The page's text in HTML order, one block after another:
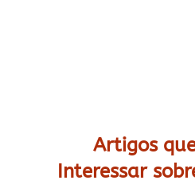
Artigos
Interessar